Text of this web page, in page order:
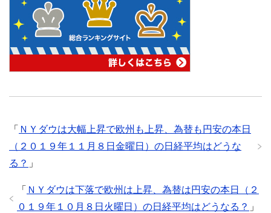
「 ＮＹダウは大幅上昇で欧州も上昇、為替も円安の本日
（２０１９年１１月８日金曜日）の日経平均はどうな
る？ 」
「 ＮＹダウは下落で欧州は上昇、為替は円安の本日（２
０１９年１０月８日火曜日）の日経平均はどうなる？ 」